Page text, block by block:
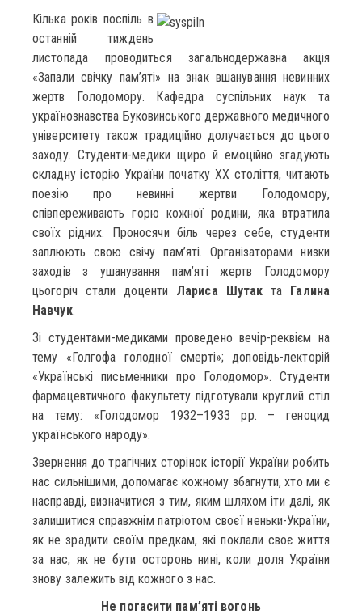
Кілька років поспіль в
останній тиждень
листопада проводиться загальнодержавна акція
«Запали свічку пам’яті» на знак вшанування невинних
жертв Голодомору. Кафедра суспільних наук та
українознавства Буковинського державного медичного
університету також традиційно долучається до цього
заходу. Студенти-медики щиро й емоційно згадують
складну історію України початку ХХ століття, читають
поезію про невинні жертви Голодомору,
співпереживають горю кожної родини, яка втратила
своїх рідних. Проносячи біль через себе, студенти
заплюють свою свічу пам’яті. Організаторами низки
заходів з ушанування пам’яті жертв Голодомору
цьогоріч стали доценти Лариса Шутакта Галина
Навчук.
Зі студентами-медиками проведено вечір-реквієм на
тему «Голгофа голодної смерті»; доповідь-лекторій
«Українські письменники про Голодомор». Студенти
фармацевтичного факультету підготували круглий стіл
на тему: «Голодомор 1932–1933 рр. – геноцид
українського народу».
Звернення до трагічних сторінок історії України робить
нас сильнішими, допомагає кожному збагнути, хто ми є
насправді, визначитися з тим, яким шляхом іти далі, як
залишитися справжнім патріотом своєї неньки-України,
як не зрадити своїм предкам, які поклали своє життя
за нас, як не бути осторонь нині, коли доля України
знову залежить від кожного з нас.
Не погасити пам’яті вогонь